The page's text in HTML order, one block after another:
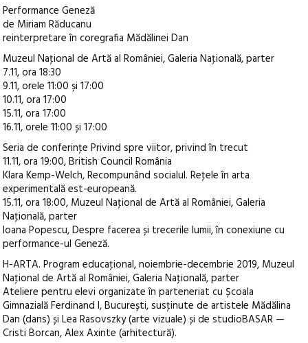
Performance Geneză
de Miriam Răducanu
reinterpretare în coregrafia Mădălinei Dan
Muzeul Naţional de Artă al României, Galeria Naţională, parter
7.11, ora 18:30
9.11, orele 11:00 și 17:00
10.11, ora 17:00
15.11, ora 17:00
16.11, orele 11:00 și 17:00
Seria de conferinţe Privind spre viitor, privind în trecut
11.11, ora 19:00, British Council România
Klara Kemp-Welch, Recompunând socialul. Reţele în arta
experimentală est-europeană.
15.11, ora 18:00, Muzeul Naţional de Artă al României, Galeria
Naţională, parter
Ioana Popescu, Despre facerea și trecerile lumii, în conexiune cu
performance-ul Geneză.
H-ARTA. Program educaţional, noiembrie-decembrie 2019, Muzeul
Naţional de Artă al României, Galeria Naţională, parter
Ateliere pentru elevi organizate în parteneriat cu Școala
Gimnazială Ferdinand I, București, susţinute de artistele Mădălina
Dan (dans) și Lea Rasovszky (arte vizuale) și de studioBASAR —
Cristi Borcan, Alex Axinte (arhitectură).